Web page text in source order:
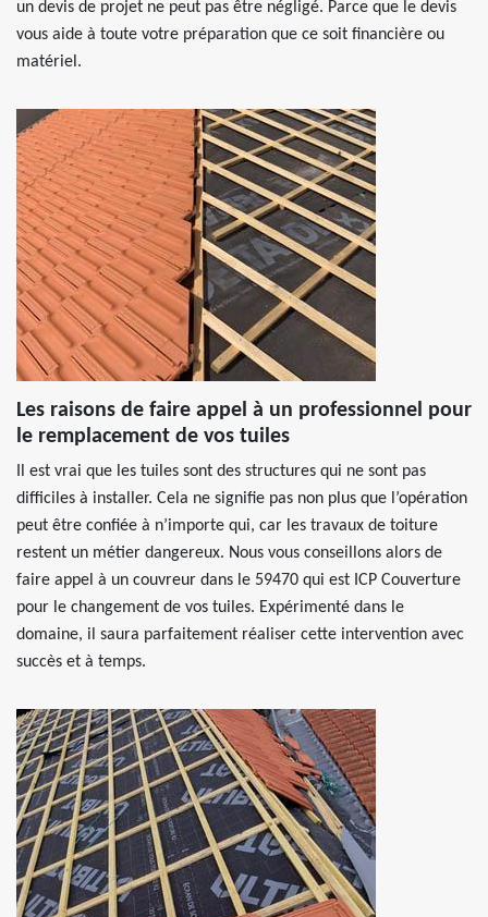
un devis de projet ne peut pas être négligé. Parce que le devis
vous aide à toute votre préparation que ce soit financière ou
matériel.
Les raisons de faire appel à un professionnel pour
le remplacement de vos tuiles
Il est vrai que les tuiles sont des structures qui ne sont pas
difficiles à installer. Cela ne signifie pas non plus que l’opération
peut être confiée à n’importe qui, car les travaux de toiture
restent un métier dangereux. Nous vous conseillons alors de
faire appel à un couvreur dans le 59470 qui est ICP Couverture
pour le changement de vos tuiles. Expérimenté dans le
domaine, il saura parfaitement réaliser cette intervention avec
succès et à temps.